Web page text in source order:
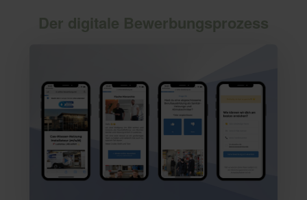
Der digitale Bewerbungsprozess